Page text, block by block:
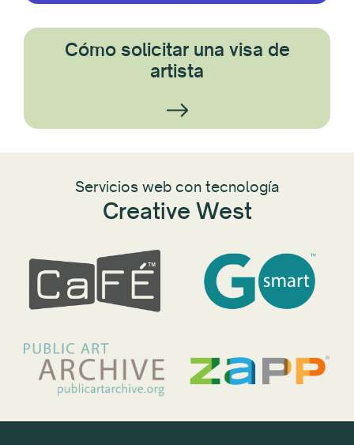
Cómo solicitar una visa de
artista
Servicios web con tecnología
Creative West